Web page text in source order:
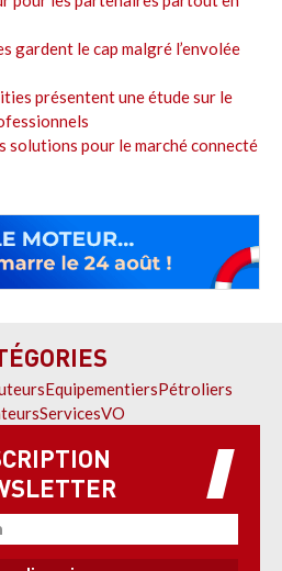
gardent le cap malgré l’envolée
présentent une étude sur le
solutions pour le marché connecté
EquipementiersPétroliers
ServicesVO